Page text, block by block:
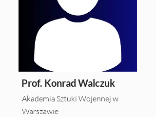
Prof. Konrad Walczuk
Akademia Sztuki Wojennej w
Warszawie